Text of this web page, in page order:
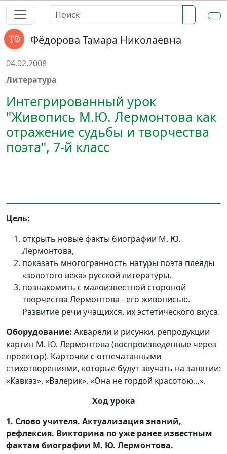
Фёдорова Тамара Николаевна
04.02.2008
Литература
Интегрированный урок
"Живопись М.Ю. Лермонтова как
отражение судьбы и творчества
поэта", 7-й класс
Цель:
открыть новые факты биографии М. Ю.
Лермонтова,
показать многогранность натуры поэта плеяды
«золотого века» русской литературы,
познакомить с малоизвестной стороной
творчества Лермонтова - его живописью.
Развитие речи учащихся, их эстетического вкуса.
Оборудование: Акварели и рисунки, репродукции
картин М. Ю. Лермонтова (воспроизведенные через
проектор). Карточки с отпечатанными
стихотворениями, которые будут звучать на занятии:
«Кавказ», «Валерик», «Она не гордой красотою…».
Ход урока
1. Слово учителя. Актуализация знаний,
рефлексия. Викторина по уже ранее известным
фактам биографии М. Ю. Лермонтова.